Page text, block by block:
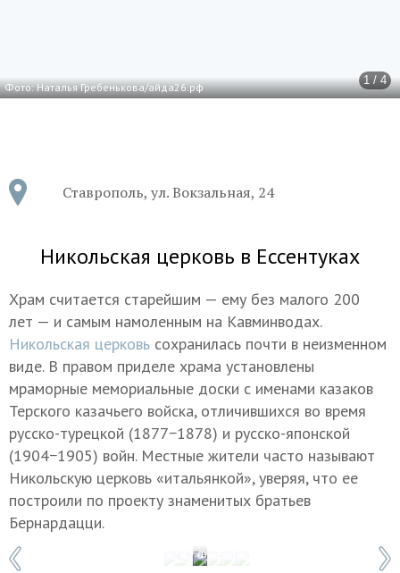
1 / 4
Фото: Наталья Гребенькова/айда26.рф
Ставрополь, ул. Вокзальная, 24
Никольская церковь в Ессентуках
Храм считается старейшим — ему без малого 200
лет — и самым намоленным на Кавминводах.
Никольская церковь сохранилась почти в неизменном
виде. В правом приделе храма установлены
мраморные мемориальные доски с именами казаков
Терского казачьего войска, отличившихся во время
русско-турецкой (1877−1878) и русско-японской
(1904−1905) войн. Местные жители часто называют
Никольскую церковь «итальянкой», уверяя, что ее
построили по проекту знаменитых братьев
Бернардацци.
Фото: Никита Тереклинский/ТАСС
1 / 6